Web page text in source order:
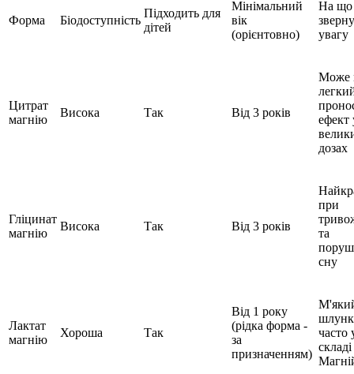
Форма Біодоступність
Підходить для
дітей
Мінімальний
вік
(орієнтовно)
На що
увагу
Цитрат
магнію
Висока Так Від 3 років
Може
ефект
дозах
Гліцинат
магнію
Висока Так Від 3 років
при
та
сну
Лактат
магнію
Хороша Так
Від 1 року
(рідка форма -
за
призначенням)
часто
складі